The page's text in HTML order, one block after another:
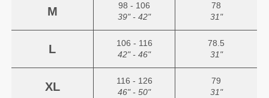
M
98 - 106
39" - 42"
78
31"
L
106 - 116
42" - 46"
78.5
31"
XL
116 - 126
46" - 50"
79
31"